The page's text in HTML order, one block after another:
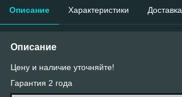
Описание Характеристики Доставка
Описание
Цену и наличие уточняйте!
Гарантия 2 года